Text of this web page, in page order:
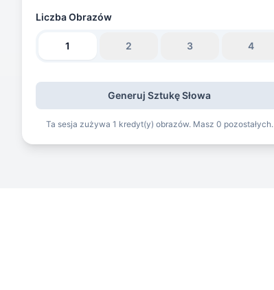
Liczba Obrazów
1 2 3 4
Generuj Sztukę Słowa
Ta sesja zużywa 1 kredyt(y) obrazów. Masz 0 pozostałych.